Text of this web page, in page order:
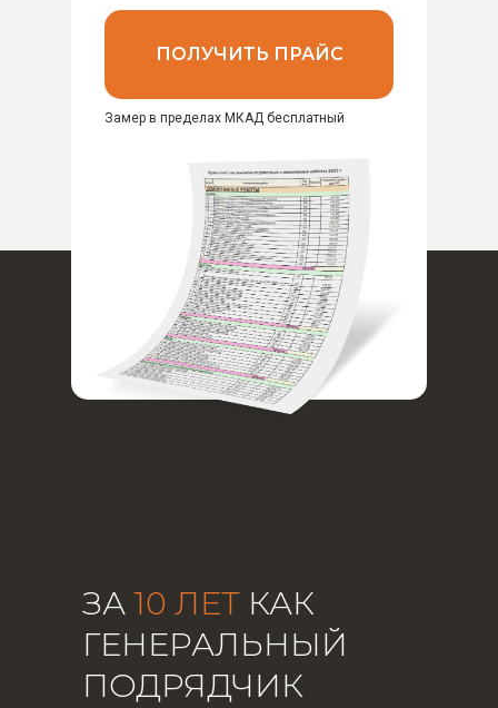
Замер в пределах МКАД бесплатный
ПОЛУЧИТЬ ПРАЙС
ЗА 10 ЛЕТ КАК
ГЕНЕРАЛЬНЫЙ
ПОДРЯДЧИК